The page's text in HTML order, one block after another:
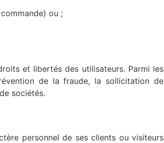
ou ;
et libertés des utilisateurs. Parmi les
de la fraude, la sollicitation de
sociétés.
personnel de ses clients ou visiteurs